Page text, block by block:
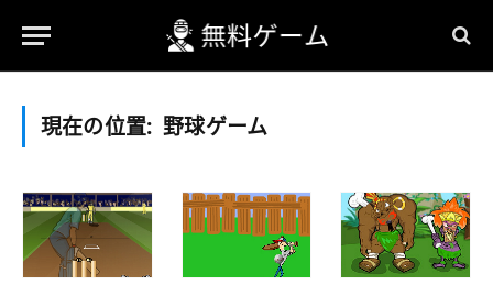
現在の位置: 野球ゲーム